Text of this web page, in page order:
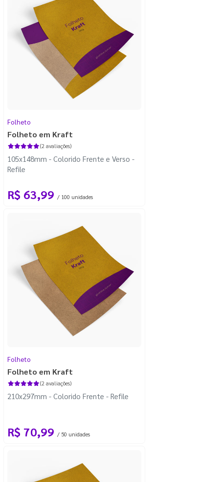
Folheto
Folheto em Kraft
(2 avaliações)
105x148mm - Colorido Frente e Verso -
Refile
R$ 63,99 / 100 unidades
Folheto
Folheto em Kraft
(2 avaliações)
210x297mm - Colorido Frente - Refile
R$ 70,99 / 50 unidades